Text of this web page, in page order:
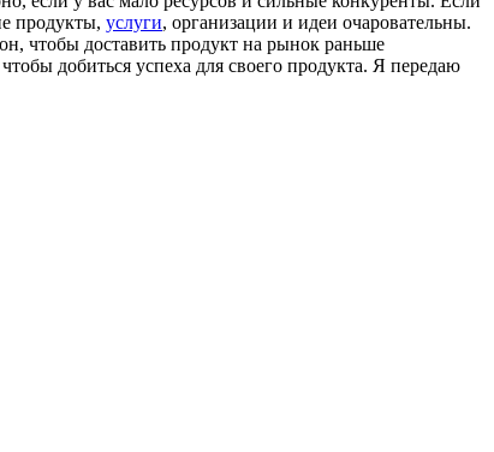
продукты, услуги, организации и идеи очаровательны.
чтобы доставить продукт на рынок раньше
добиться успеха для своего продукта. Я передаю